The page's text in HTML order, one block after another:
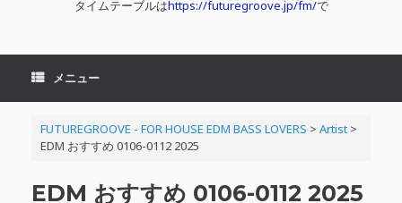
タイムテーブルはhttps://futuregroove.jp/fm/で
メニュー
FUTUREGROOVE - FOR HOUSE EDM BASS LOVERS > Artist>
EDM おすすめ 0106-0112 2025
EDM おすすめ 0106-0112 2025